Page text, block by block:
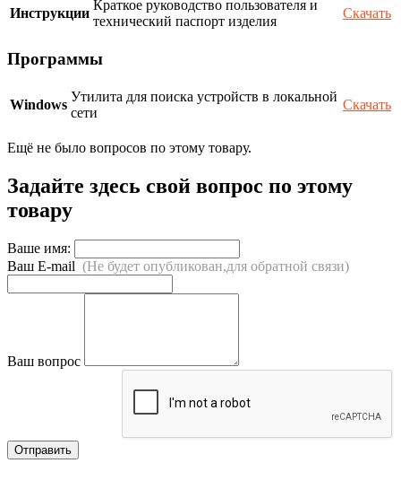
Инструкции
Краткое руководство пользователя и
технический паспорт изделия
Скачать
Программы
Windows
Утилита для поиска устройств в локальной
сети
Скачать
Ещё не было вопросов по этому товару.
Задайте здесь свой вопрос по этому
товару
Ваше имя:
Ваш E-mail (Не будет опубликован,для обратной связи)
Ваш вопрос
Отправить